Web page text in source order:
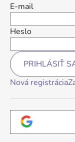
E-mail
Heslo
PRIHLÁSIŤ
Nová registrácia